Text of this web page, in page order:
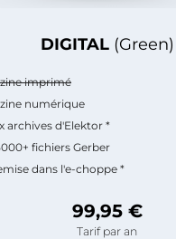
DIGITAL (Green)
imprimé
numérique
archives d'Elektor *
fichiers Gerber
dans l'e-choppe *
99,95 €
Tarif par an